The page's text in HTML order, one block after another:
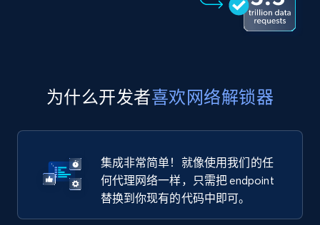
为什么开发者喜欢网络解锁器
集成非常简单！就像使用我们的任
何代理网络一样，只需把 endpoint
替换到你现有的代码中即可。